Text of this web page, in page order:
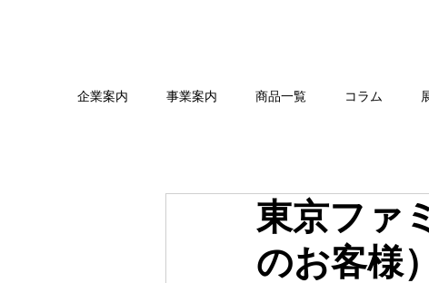
企業案内 事業案内 商品一覧 コラム
東京ファ
のお客様）